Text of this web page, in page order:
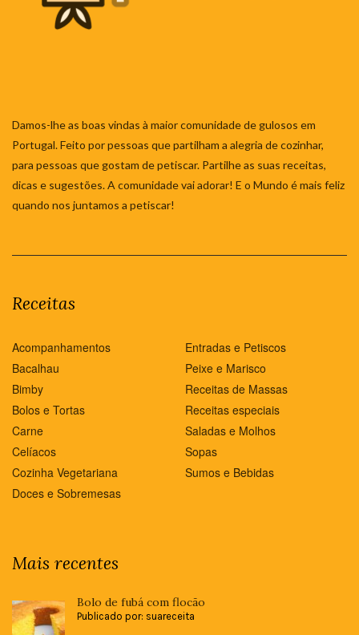
Damos-lhe as boas vindas à maior comunidade de gulosos em
Portugal. Feito por pessoas que partilham a alegria de cozinhar,
para pessoas que gostam de petiscar. Partilhe as suas receitas,
dicas e sugestões. A comunidade vai adorar! E o Mundo é mais feliz
quando nos juntamos a petiscar!
Receitas
Acompanhamentos
Bacalhau
Bimby
Bolos e Tortas
Carne
Celíacos
Cozinha Vegetariana
Doces e Sobremesas
Entradas e Petiscos
Peixe e Marisco
Receitas de Massas
Receitas especiais
Saladas e Molhos
Sopas
Sumos e Bebidas
Mais recentes
Bolo de fubá com flocão
Publicado por: suareceita